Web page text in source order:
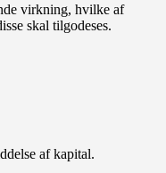
virkning, hvilke af
skal tilgodeses.
af kapital.